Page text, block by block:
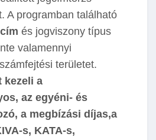
A programban található
és jogviszony típus
valamennyi
területet.
kezeli a
az egyéni- és
a megbízási díjas,a
s, KATA-s,